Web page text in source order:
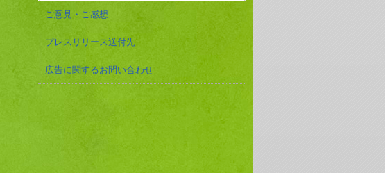
ご意見・ご感想
プレスリリース送付先
広告に関するお問い合わせ